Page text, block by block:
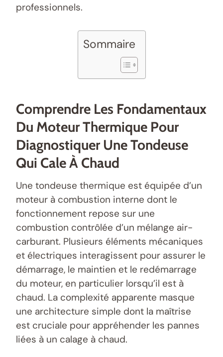
professionnels.
Sommaire
Comprendre Les Fondamentaux
Du Moteur Thermique Pour
Diagnostiquer Une Tondeuse
Qui Cale À Chaud
Une tondeuse thermique est équipée d’un
moteur à combustion interne dont le
fonctionnement repose sur une
combustion contrôlée d’un mélange air-
carburant. Plusieurs éléments mécaniques
et électriques interagissent pour assurer le
démarrage, le maintien et le redémarrage
du moteur, en particulier lorsqu’il est à
chaud. La complexité apparente masque
une architecture simple dont la maîtrise
est cruciale pour appréhender les pannes
liées à un calage à chaud.